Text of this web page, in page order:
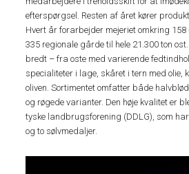
efterspørgsel. Resten af året kører
Hvert år forarbejder mejeriet omkring
335 regionale gårde til hele 21.300 ton
bredt – fra oste med varierende
specialiteter i lage, skåret i tern med olie,
oliven. Sortimentet omfatter både
og røgede varianter. Den høje kvalitet er
tyske landbrugsforening (DDLG), som
og to sølvmedaljer.